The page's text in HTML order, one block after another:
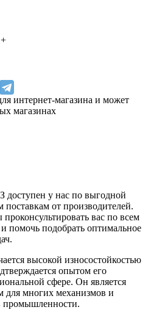
+
интернет-магазина и может
магазинах
у нас по выгодной
поставкам от производителей.
вас по всем
помочь подобрать оптимальное
высокой износостойкостью
опытом его
сфере. Он является
для многих механизмов и
промышленности.